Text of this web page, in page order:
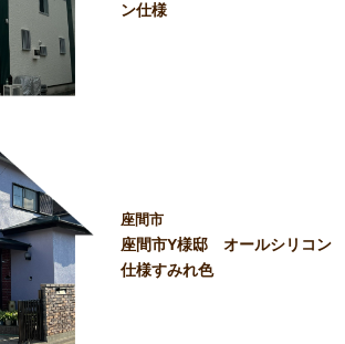
ン仕様
座間市
座間市Y様邸 オールシリコン
仕様すみれ色